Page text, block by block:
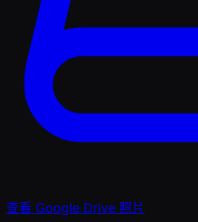
查看 Google Drive 照片